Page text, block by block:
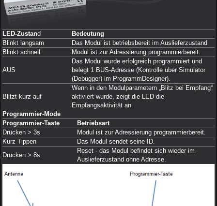
LED-Zustand
Bedeutung
Blinkt langsam
Das Modul ist betriebsbereit im Auslieferzustand
Blinkt schnell
Modul ist zur Adressierung programmierbereit.
AUS
Das Modul wurde erfolgreich programmiert und
belegt 1 BUS-Adresse (Kontrolle über Simulator
(Debugger) im ProgrammDesigner).
Blitzt kurz auf
Wenn in den Modulparametern „Blitz bei Empfang“
aktiviert wurde, zeigt die LED die
Empfangsaktivität an.
Programmier-Mode
Programmier-Taste
Betriebsart
Drücken > 3s
Modul ist zur Adressierung programmierbereit.
Kurz Tippen
Das Modul sendet seine ID.
Drücken > 8s
Reset - das Modul befindet sich wieder im
Auslieferzustand ohne Adresse.